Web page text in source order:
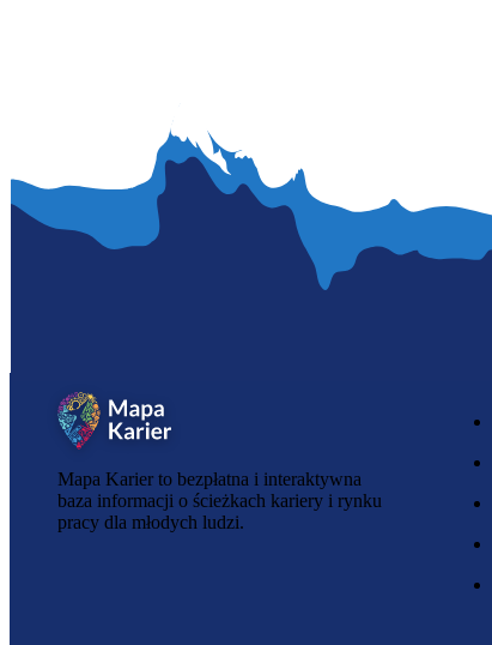
Mapa Karier to bezpłatna i interaktywna
baza informacji o ścieżkach kariery i rynku
pracy dla młodych ludzi.